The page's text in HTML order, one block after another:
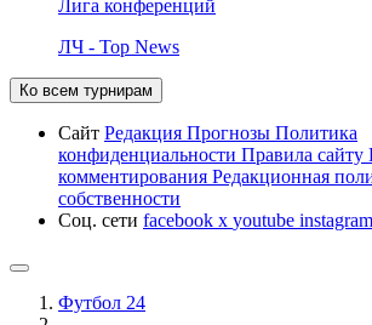
Лига конференций
ЛЧ - Top News
Ко всем турнирам
Сайт Редакция Прогнозы Политика
конфиденциальности Правила сайту
комментирования Редакционная
собственности
Соц. сети facebook x youtube instagram
Футбол 24